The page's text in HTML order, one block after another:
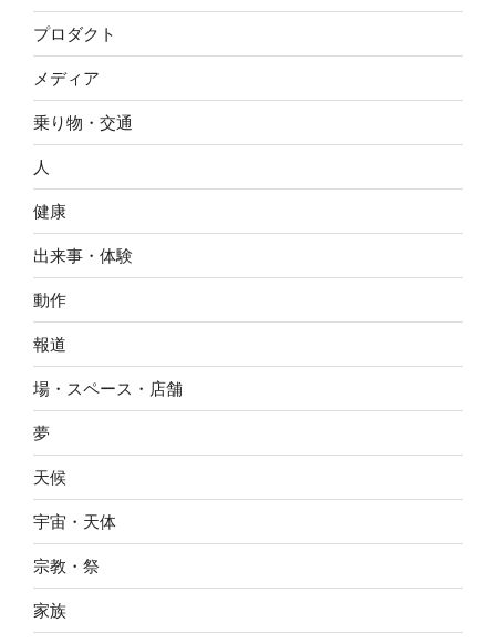
プロダクト
メディア
乗り物・交通
人
健康
出来事・体験
動作
報道
場・スペース・店舗
夢
天候
宇宙・天体
宗教・祭
家族